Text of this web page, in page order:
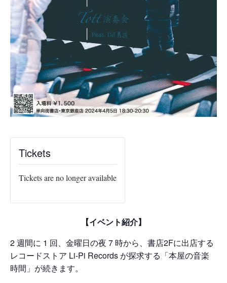
Tickets
Tickets are no longer available
【イベント紹介】
2 週間に 1 回、金曜日の夜 7 時から、書店2Fに出店する
レコードストア Li-Pi Records が探求する「本屋の音楽
時間」が続きます。